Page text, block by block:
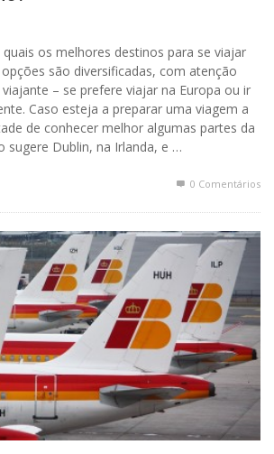
os melhores destinos para se viajar
são diversificadas, com atenção
– se prefere viajar na Europa ou ir
Caso esteja a preparar uma viagem a
de conhecer melhor algumas partes da
sugere Dublin, na Irlanda, e …
0 Comentários